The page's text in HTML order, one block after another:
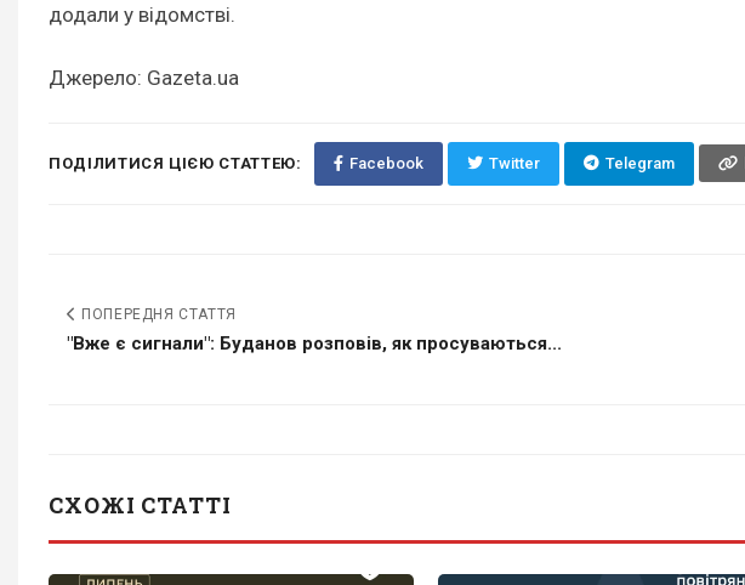
додали у відомстві.
Джерело: Gazeta.ua
ПОДІЛИТИСЯ ЦІЄЮ СТАТТЕЮ: Facebook Twitter Telegram
ПОПЕРЕДНЯ СТАТТЯ
"Вже є сигнали": Буданов розповів, як просуваються...
СХОЖІ СТАТТІ